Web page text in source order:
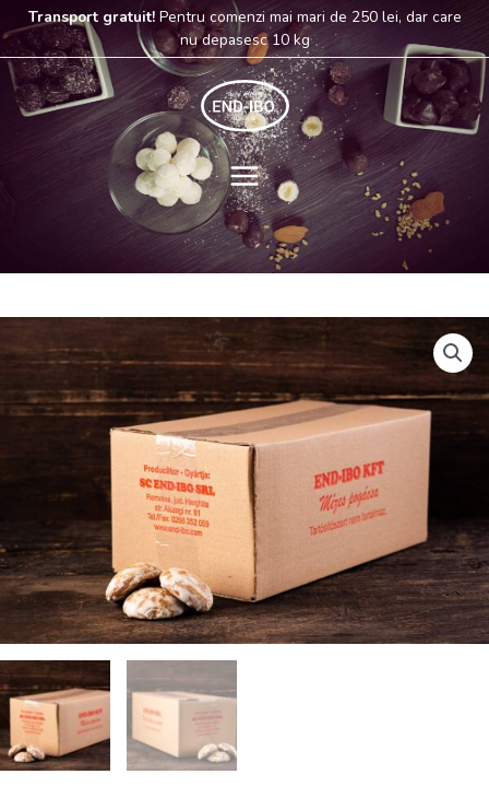
Skip
to
content
Transport gratuit!Pentru comenzi mai mari de 250 lei, dar care
nu depasesc 10 kg